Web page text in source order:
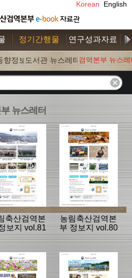
Korean English
정기간행물 연구성과자료
향정보(177)
도서관 뉴스레터(18)
검역본부 뉴스레
뉴스레터
축산검역본
보지 vol.81
농림축산검역본
부 정보지 vol.80